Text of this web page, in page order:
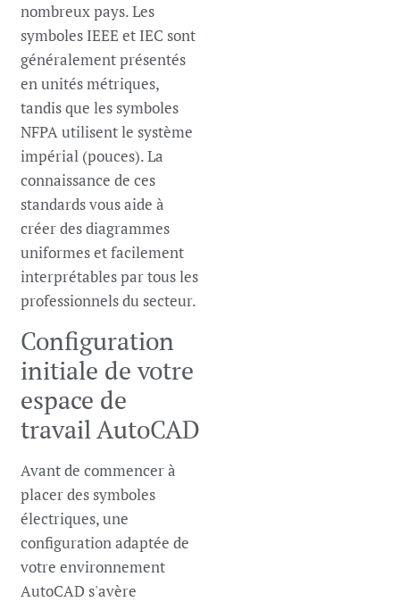
nombreux pays. Les
symboles IEEE et IEC sont
généralement présentés
en unités métriques,
tandis que les symboles
NFPA utilisent le système
impérial (pouces). La
connaissance de ces
standards vous aide à
créer des diagrammes
uniformes et facilement
interprétables par tous les
professionnels du secteur.
Configuration
initiale de votre
espace de
travail AutoCAD
Avant de commencer à
placer des symboles
électriques, une
configuration adaptée de
votre environnement
AutoCAD s'avère